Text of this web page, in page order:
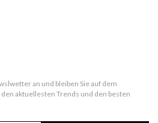
an und bleiben Sie auf dem
aktuellesten Trends und den besten